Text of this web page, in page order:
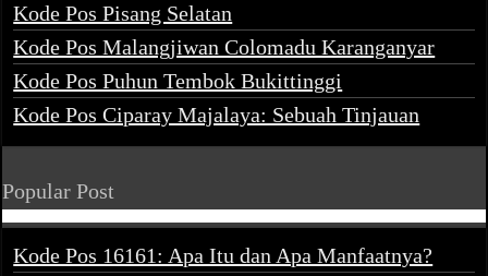
Kode Pos Pisang Selatan
Kode Pos Malangjiwan Colomadu Karanganyar
Kode Pos Puhun Tembok Bukittinggi
Kode Pos Ciparay Majalaya: Sebuah Tinjauan
Popular Post
Kode Pos 16161: Apa Itu dan Apa Manfaatnya?